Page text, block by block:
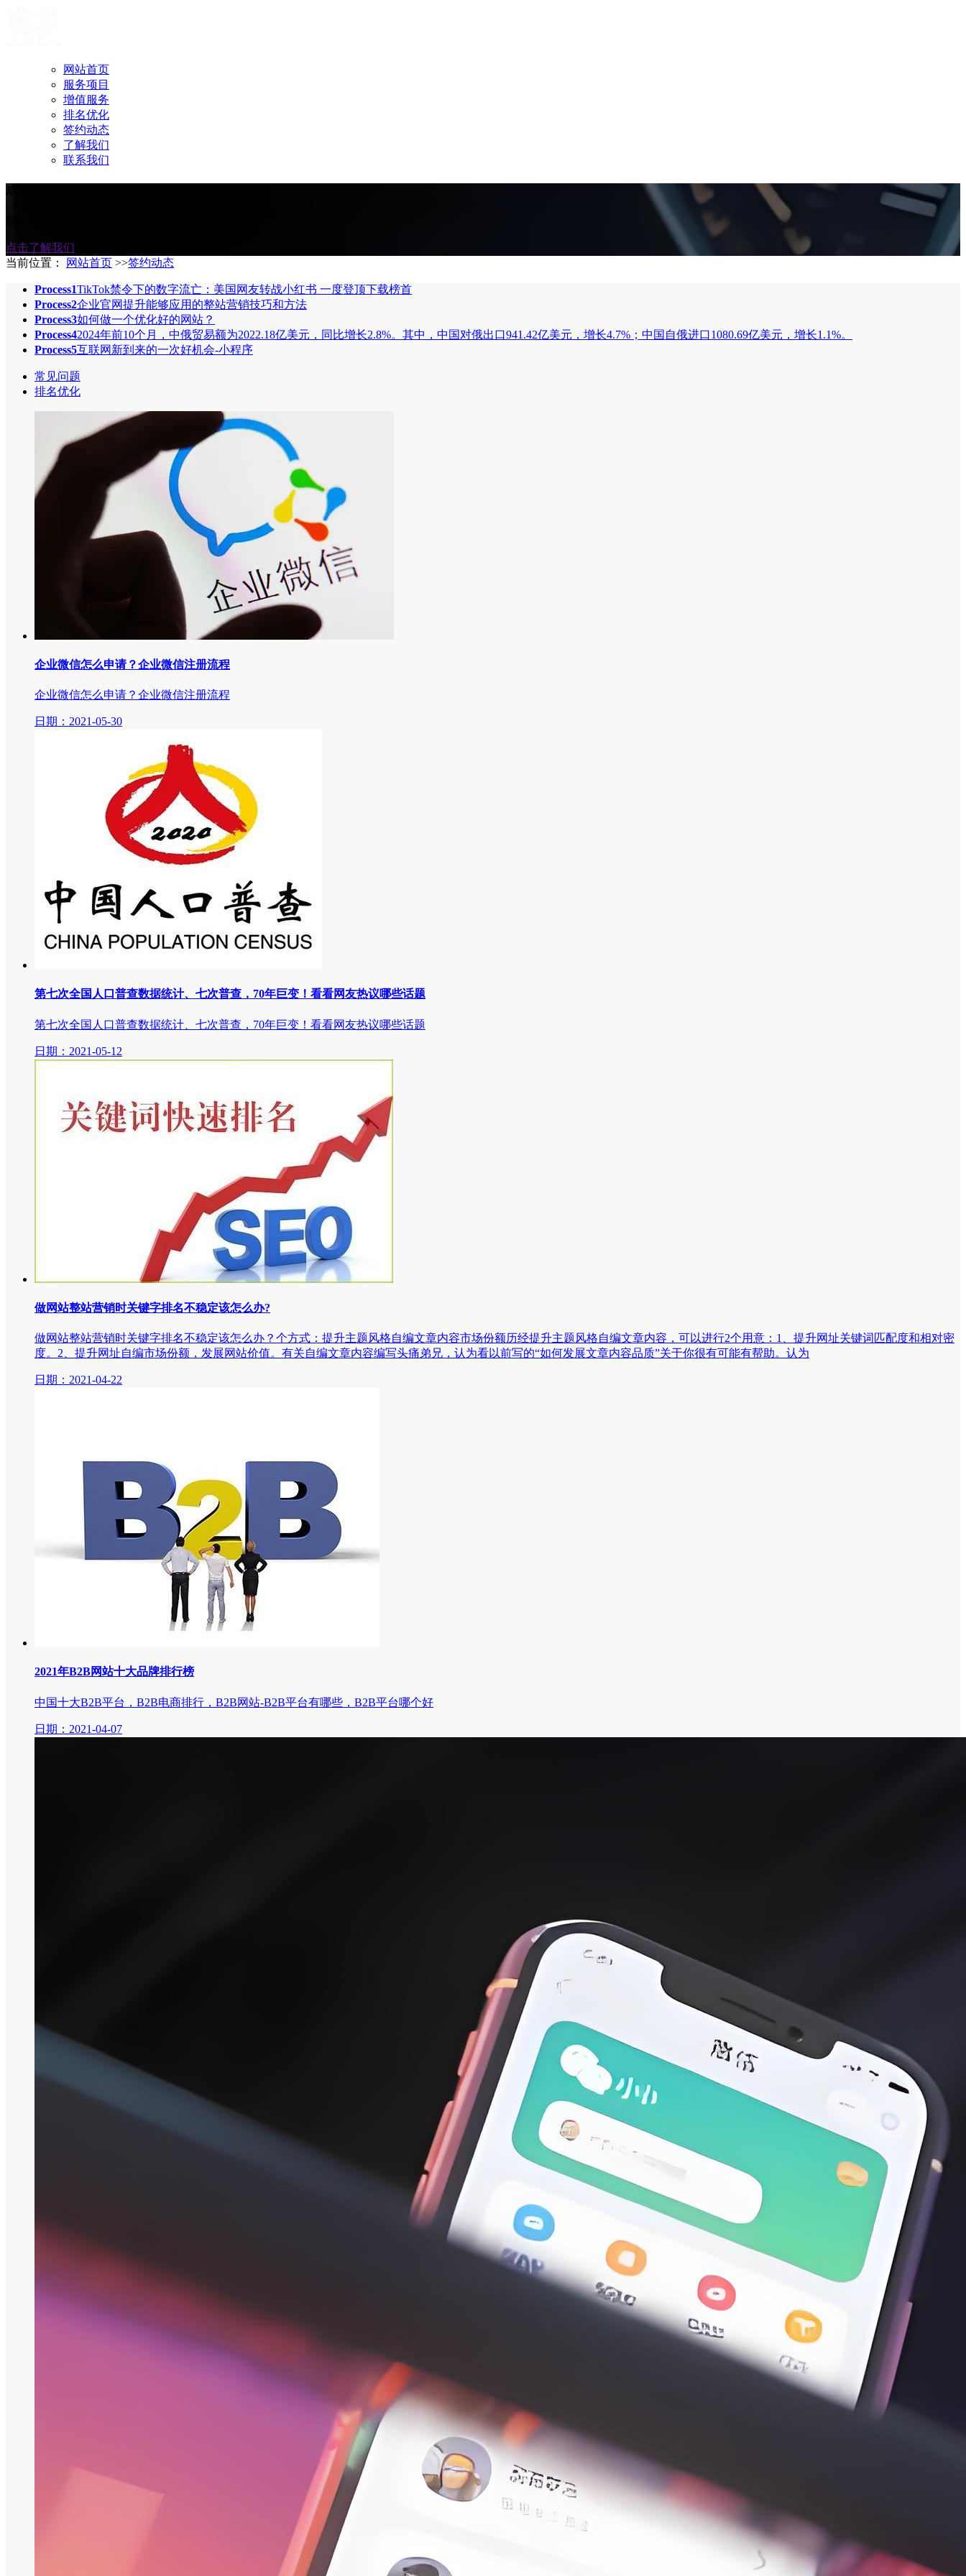
网站首页
服务项目
增值服务
排名优化
签约动态
了解我们
联系我们
点击了解我们
当前位置：
网站首页 >>签约动态
Process1TikTok禁令下的数字流亡：美国网友转战小红书 一度登顶下载榜首
Process2企业官网提升能够应用的整站营销技巧和方法
Process3如何做一个优化好的网站？
Process42024年前10个月，中俄贸易额为2022.18亿美元，同比增长2.8%。其中，中国对俄出口941.42亿美元，增长4.7%；中国自俄进口1080.69亿美元，增长1.1%。
Process5互联网新到来的一次好机会-小程序
常见问题
排名优化
企业微信怎么申请？企业微信注册流程
企业微信怎么申请？企业微信注册流程
日期：2021-05-30
第七次全国人口普查数据统计、七次普查，70年巨变！看看网友热议哪些话题
第七次全国人口普查数据统计、七次普查，70年巨变！看看网友热议哪些话题
日期：2021-05-12
做网站整站营销时关键字排名不稳定该怎么办?
做网站整站营销时关键字排名不稳定该怎么办？个方式：提升主题风格自编文章内容市场份额历经提升主题风格自编文章内容，可以进行2个用意：1、提升网址关键词匹配度和相对密
度。2、提升网址自编市场份额，发展网站价值。有关自编文章内容编写头痛弟兄，认为看以前写的“如何发展文章内容品质”关于你很有可能有帮助。认为
日期：2021-04-22
2021年B2B网站十大品牌排行榜
中国十大B2B平台，B2B电商排行，B2B网站-B2B平台有哪些，B2B平台哪个好
日期：2021-04-07